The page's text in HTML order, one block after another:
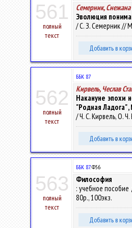
561
полный
текст
Семерник, Снежана
Эволюция
/ С. З. Семерник //
Добавить в
562
полный
текст
ББК 87
Кирвель, Чеслав
Накануне эпохи
"Родная Ладога"
/ Ч. С. Кирвель, О.
Добавить в
563
полный
текст
ББК 87.Ф56
Философия
: учебное
80р., 100экз.
Добавить в